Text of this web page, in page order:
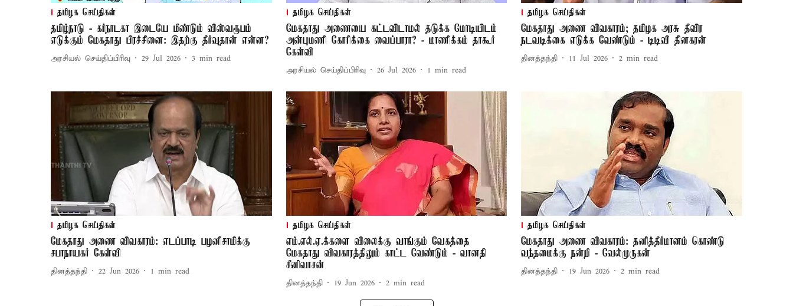
தமிழக செய்திகள்
தமிழ்நாடு - கர்நாடகா இடையே மீண்டும் விஸ்வரூபம்
எடுக்கும் மேகதாது பிரச்சினை: இதற்கு தீர்வுதான் என்ன?
அரசியல் செய்திப்பிரிவு 29 Jul 2026 3 min read
தமிழக செய்திகள்
மேகதாது அணையை கட்டவிடாமல் தடுக்க மோடியிடம்
அன்புமணி கோரிக்கை வைப்பாரா? - மாணிக்கம் தாகூர்
கேள்வி
அரசியல் செய்திப்பிரிவு 26 Jul 2026 1 min read
தமிழக செய்திகள்
மேகதாது அணை விவகாரம்; தமிழக அரசு தீவிர
நடவடிக்கை எடுக்க வேண்டும் - டிடிவி தினகரன்
தினத்தந்தி 11 Jul 2026 2 min read
தமிழக செய்திகள்
மேகதாது அணை விவகாரம்: எடப்பாடி பழனிசாமிக்கு
சபாநாயகர் கேள்வி
தினத்தந்தி 22 Jun 2026 1 min read
தமிழக செய்திகள்
எம்.எல்.ஏ.க்களை விலைக்கு வாங்கும் வேகத்தை
மேகதாது விவகாரத்திலும் காட்ட வேண்டும் - வானதி
சீனிவாசன்
தினத்தந்தி 19 Jun 2026 2 min read
தமிழக செய்திகள்
மேகதாது அணை விவகாரம்: தனித்தீர்மானம் கொண்டு
வந்தமைக்கு நன்றி - வேல்முருகன்
தினத்தந்தி 19 Jun 2026 2 min read